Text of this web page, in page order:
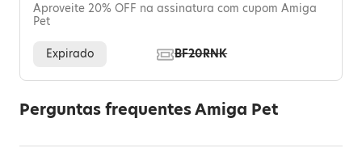
Aproveite 20% OFF na assinatura com cupom Amiga
Pet
Expirado BF20RNK
Perguntas frequentes Amiga Pet